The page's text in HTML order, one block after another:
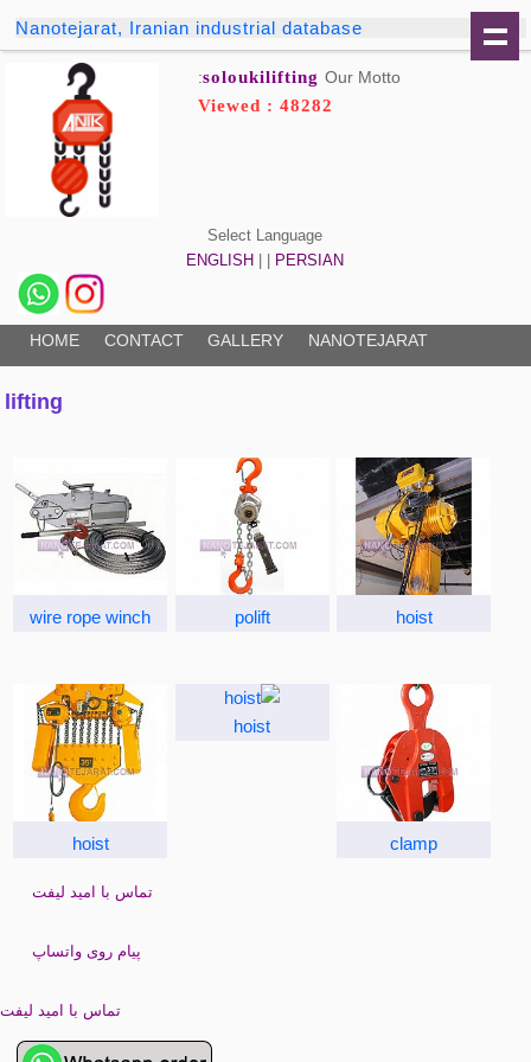
Nanotejarat, Iranian industrial database
soloukilifting Our Motto:
Viewed : 48282
Select Language
ENGLISH
PERSIAN
HOME CONTACT GALLERY NANOTEJARAT
lifting
wire rope winch polift hoist
hoist
hoist
clamp
تماس با امید لیفت
پیام روی واتساپ
تماس با امید لیفت